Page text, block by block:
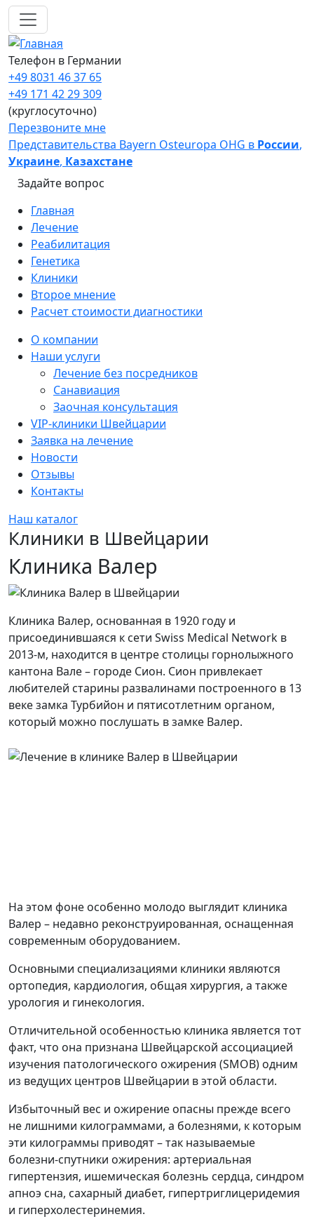
Перейти к основному содержанию
Телефон в Германии
+49 8031 46 37 65
+49 171 42 29 309
(круглосуточно)
Перезвоните мне
Представительства Bayern Osteuropa OHG в России,
Украине, Казахстане
Задайте вопрос
Main navigation
Главная
Лечение
Реабилитация
Генетика
Клиники
Второе мнение
Расчет стоимости диагностики
Sidebar
О компании
Наши услуги
Лечение без посредников
Санавиация
Заочная консультация
VIP-клиники Швейцарии
Заявка на лечение
Новости
Отзывы
Контакты
Наш каталог
Клиники в Швейцарии
Клиника Валер
Клиника Валер, основанная в 1920 году и
присоединившаяся к сети Swiss Medical Network в
2013-м, находится в центре столицы горнолыжного
кантона Вале – городе Сион. Сион привлекает
любителей старины развалинами построенного в 13
веке замка Турбийон и пятисотлетним органом,
который можно послушать в замке Валер.
На этом фоне особенно молодо выглядит клиника
Валер – недавно реконструированная, оснащенная
современным оборудованием.
Основными специализациями клиники являются
ортопедия, кардиология, общая хирургия, а также
урология и гинекология.
Отличительной особенностью клиника является тот
факт, что она признана Швейцарской ассоциацией
изучения патологического ожирения (SMOB) одним
из ведущих центров Швейцарии в этой области.
Избыточный вес и ожирение опасны прежде всего
не лишними килограммами, а болезнями, к которым
эти килограммы приводят – так называемые
болезни-спутники ожирения: артериальная
гипертензия, ишемическая болезнь сердца, синдром
апноэ сна, сахарный диабет, гипертриглицеридемия
и гиперхолестеринемия.